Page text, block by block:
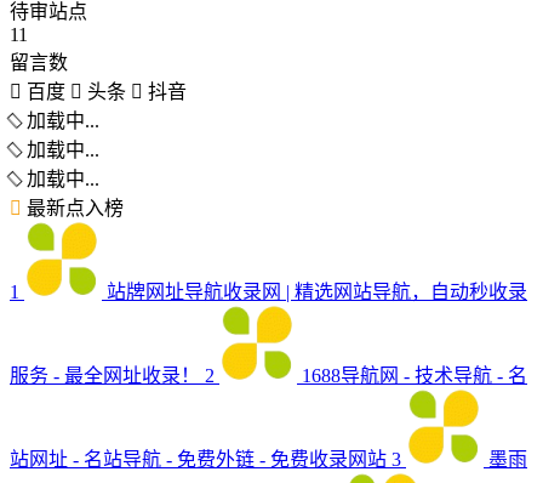
待审站点
11
留言数
百度
头条
抖音
加载中...
加载中...
加载中...
最新点入榜
1 站牌网址导航收录网 | 精选网站导航，自动秒收录
服务 - 最全网址收录！ 2 1688导航网 - 技术导航 - 名
站网址 - 名站导航 - 免费外链 - 免费收录网站 3 墨雨